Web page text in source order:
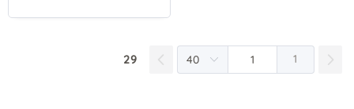
29 1